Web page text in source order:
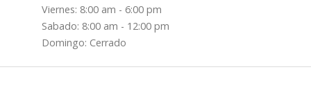
Viernes: 8:00 am - 6:00 pm
Sabado: 8:00 am - 12:00 pm
Domingo: Cerrado